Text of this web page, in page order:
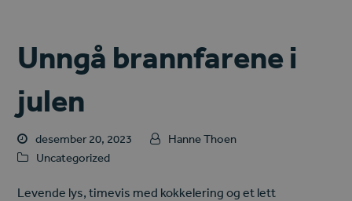
Unngå brannfarene i
julen
desember 20, 2023
Hanne Thoen
Uncategorized
Levende lys, timevis med kokkelering og et lett